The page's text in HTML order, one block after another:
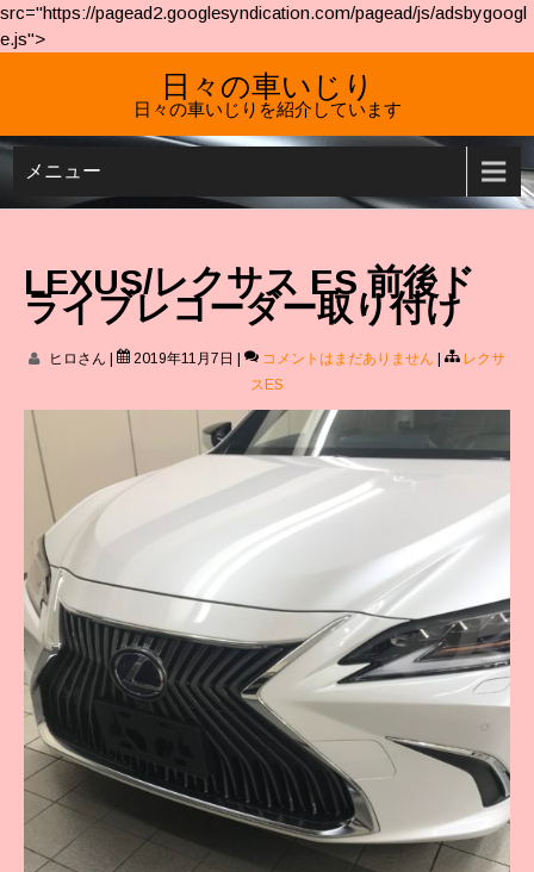
src="https://pagead2.googlesyndication.com/pagead/js/adsbygoogl
e.js">
日々の車いじり
日々の車いじりを紹介しています
メニュー
LEXUS/レクサス ES 前後ド
ライブレコーダー取り付け
ヒロさん 2019年11月7日 コメントはまだありません
レクサ
スES